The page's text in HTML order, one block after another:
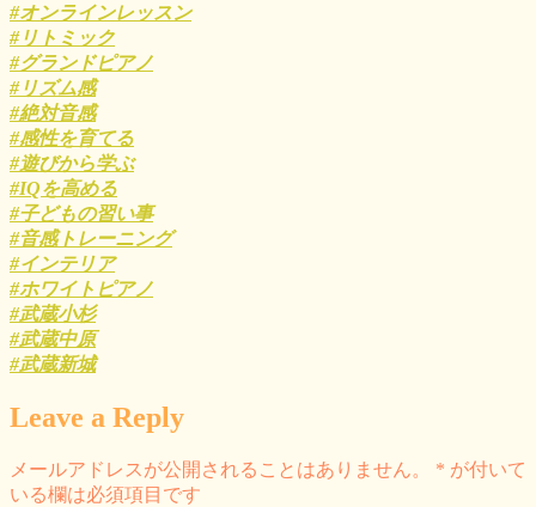
#オンラインレッスン
#リトミック
#グランドピアノ
#リズム感
#絶対音感
#感性を育てる
#遊びから学ぶ
#IQを高める
#子どもの習い事
#音感トレーニング
#インテリア
#ホワイトピアノ
#武蔵小杉
#武蔵中原
#武蔵新城
Leave a Reply
メールアドレスが公開されることはありません。 * が付いて
いる欄は必須項目です